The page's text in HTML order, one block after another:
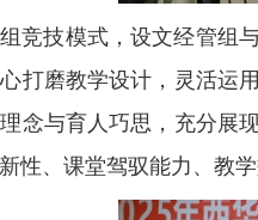
竞技模式，设文经管组
打磨教学设计，灵活运
念与育人巧思，充分展
性、课堂驾驭能力、教